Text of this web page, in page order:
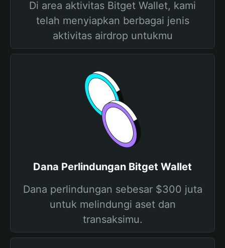
Di area aktivitas Bitget Wallet, kami
telah menyiapkan berbagai jenis
aktivitas airdrop untukmu
Dana Perlindungan Bitget Wallet
Dana perlindungan sebesar $300 juta
untuk melindungi aset dan
transaksimu.